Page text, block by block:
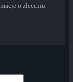
o zleceniu